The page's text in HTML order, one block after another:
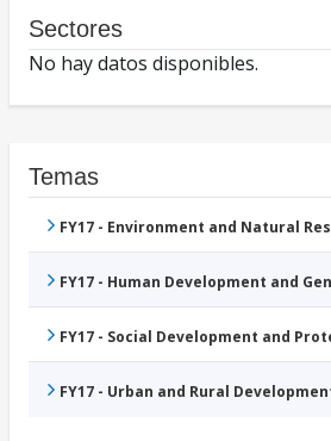
Sectores
No hay datos disponibles.
Temas
FY17 - Environment and Natural
FY17 - Human Development and
FY17 - Social Development and
FY17 - Urban and Rural